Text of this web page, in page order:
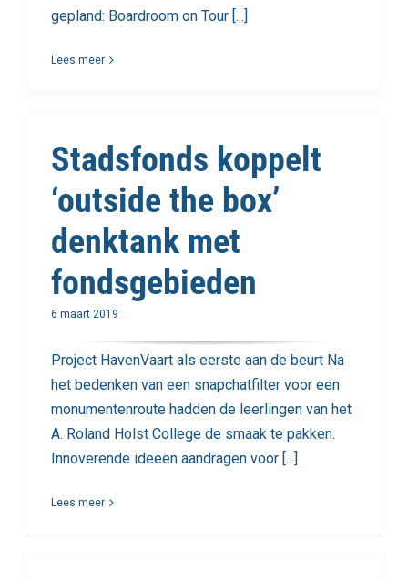
gepland: Boardroom on Tour [...]
Lees meer
Stadsfonds koppelt
‘outside the box’
denktank met
fondsgebieden
6 maart 2019
Project HavenVaart als eerste aan de beurt Na
het bedenken van een snapchatfilter voor een
monumentenroute hadden de leerlingen van het
A. Roland Holst College de smaak te pakken.
Innoverende ideeën aandragen voor [...]
Lees meer